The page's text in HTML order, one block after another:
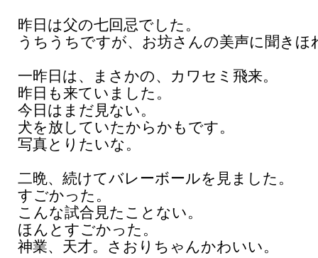
昨日は父の七回忌でした。
うちうちですが、お坊さんの美声に聞きほ
一昨日は、まさかの、カワセミ飛来。
昨日も来ていました。
今日はまだ見ない。
犬を放していたからかもです。
写真とりたいな。
二晩、続けてバレーボールを見ました。
すごかった。
こんな試合見たことない。
ほんとすごかった。
神業、天才。さおりちゃんかわいい。